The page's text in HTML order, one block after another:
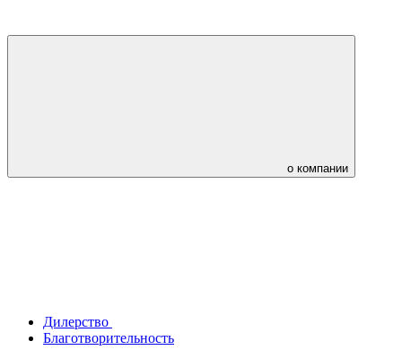
о компании
Дилерство
Благотворительность